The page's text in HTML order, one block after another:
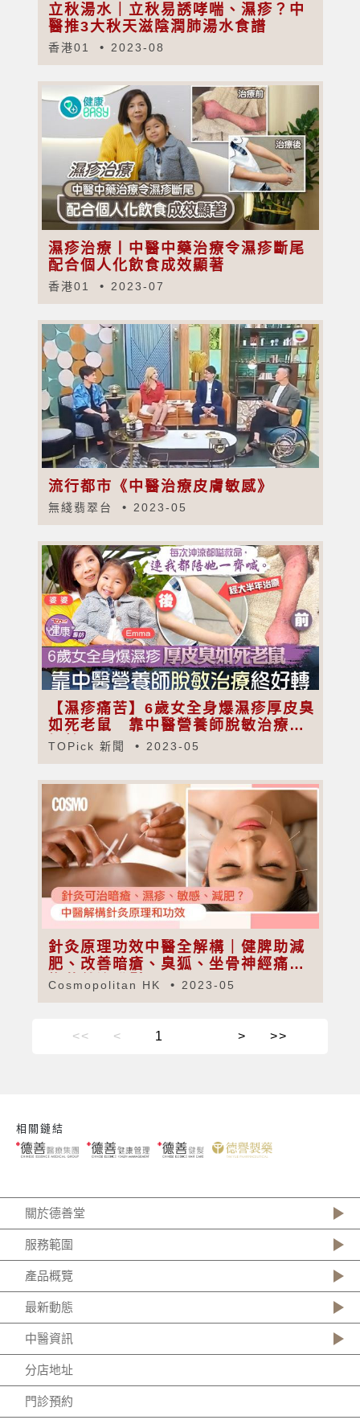
立秋湯水｜立秋易誘哮喘、濕疹？中
醫推3大秋天滋陰潤肺湯水食譜
香港01 2023-08
濕疹治療丨中醫中藥治療令濕疹斷尾
配合個人化飲食成效顯著
香港01 2023-07
流行都市《中醫治療皮膚敏感》
無綫翡翠台 2023-05
【濕疹痛苦】6歲女全身爆濕疹厚皮臭
如死老鼠 靠中醫營養師脫敏治療終
好轉
TOPick 新聞 2023-05
針灸原理功效中醫全解構｜健脾助減
肥、改善暗瘡、臭狐、坐骨神經痛｜
梅花針治脫髮
Cosmopolitan HK 2023-05
<< < > >>
相關鏈結
關於德善堂
服務範圍
產品概覽
最新動態
中醫資訊
分店地址
門診預約